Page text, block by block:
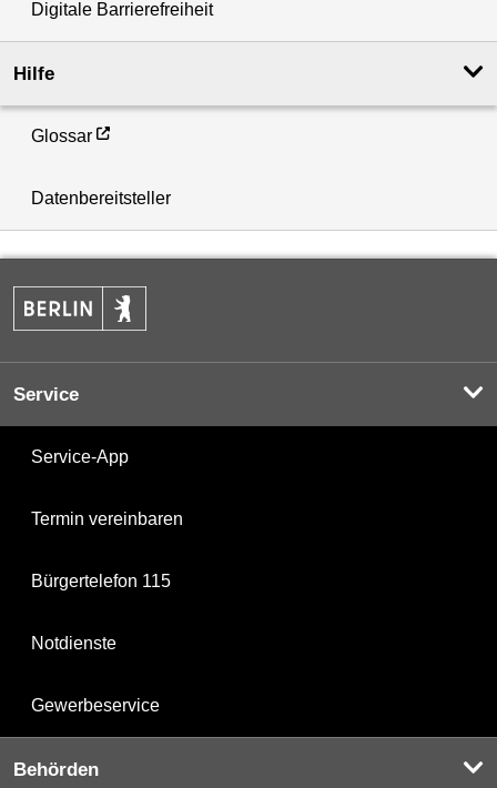
Digitale Barrierefreiheit
Hilfe
Glossar
Datenbereitsteller
Service
Service-App
Termin vereinbaren
Bürgertelefon 115
Notdienste
Gewerbeservice
Behörden